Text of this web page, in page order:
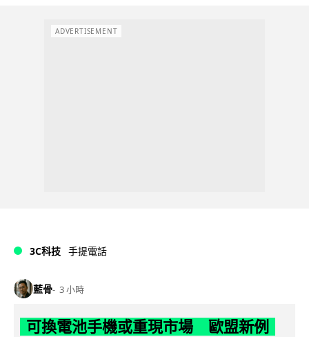
ADVERTISEMENT
3C科技 手提電話
藍骨 3 小時
可換電池手機或重現市場 歐盟新例